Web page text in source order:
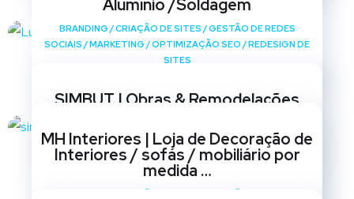
Alumínio /Soldagem
BRANDING /CRIAÇÃO DE SITES /GESTÃO DE REDES
SOCIAIS /MARKETING /OPTIMIZAÇÃO SEO /REDESIGN DE
SITES
SIMBUT | Obras & Remodelações
SOCIAIS /MARKETING OPTIMIZAÇÃO SEO/ REDESIGN DE
SITES
MH Interiores | Loja de Decoração de
Interiores / sofás / mobiliário por
medida …